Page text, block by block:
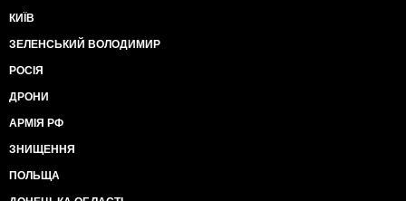
КИЇВ
ЗЕЛЕНСЬКИЙ ВОЛОДИМИР
РОСІЯ
ДРОНИ
АРМІЯ РФ
ЗНИЩЕННЯ
ПОЛЬЩА